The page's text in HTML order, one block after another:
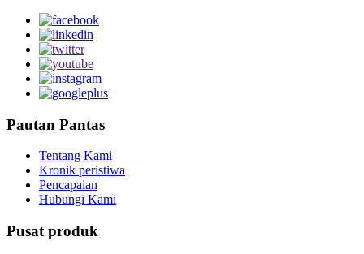
Pautan Pantas
Tentang Kami
Kronik peristiwa
Pencapaian
Hubungi Kami
Pusat produk